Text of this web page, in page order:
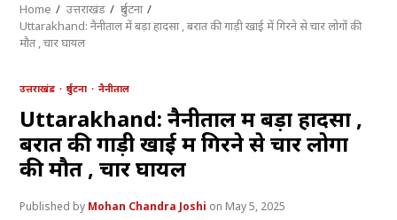
Home उत्तराखंड
दुर्घटना
Uttarakhand: नैनीताल में बड़ा हादसा , बरात की गाड़ी खाई में गिरने से चार लोगों की
मौत , चार घायल
उत्तराखंड दुर्घटना नैनीताल
Uttarakhand: नैनीताल में बड़ा हादसा ,
बरात की गाड़ी खाई में गिरने से चार लोगों
की मौत , चार घायल
Mohan Chandra Joshi May 5, 2025